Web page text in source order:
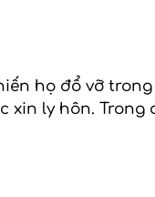
họ đổ vỡ
ly hôn. Trong